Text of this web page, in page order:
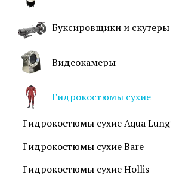
Буксировщики и скутеры
Видеокамеры
Гидрокостюмы сухие
Гидрокостюмы сухие Aqua Lung
Гидрокостюмы сухие Bare
Гидрокостюмы сухие Hollis